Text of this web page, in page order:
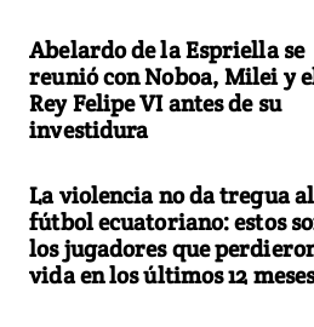
Abelardo de la Espriella se
reunió con Noboa, Milei y
Rey Felipe VI antes de su
investidura
La violencia no da tregua al
fútbol ecuatoriano: estos
los jugadores que
vida en los últimos 12